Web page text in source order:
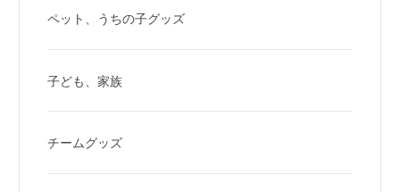
ペット、うちの子グッズ
子ども、家族
チームグッズ